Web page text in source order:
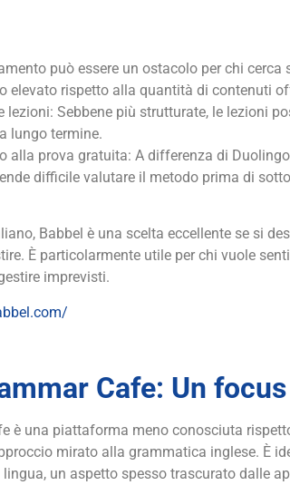
può essere un ostacolo per chi
elevato rispetto alla quantità di contenuti
lezioni: Sebbene più strutturate, le lezioni
lungo termine.
alla prova gratuita: A differenza di
difficile valutare il metodo prima di
Babbel è una scelta eccellente se si
È particolarmente utile per chi vuole
imprevisti.
Cafe: Un
è una piattaforma meno conosciuta
mirato alla grammatica inglese. È
un aspetto spesso trascurato dalle